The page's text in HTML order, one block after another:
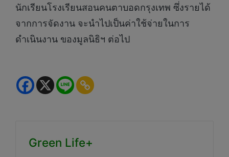
นักเรียนโรงเรียนสอนคนตาบอดกรุงเทพ ซึ่งรายได้
จากการจัดงาน จะนำไปเป็นค่าใช้จ่ายในการ
ดำเนินงาน ของมูลนิธิฯ ต่อไป
Green Life+